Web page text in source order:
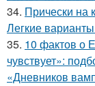
34. Прически на
Легкие
35. 10 фактов о
чувствует»:
«Дневников